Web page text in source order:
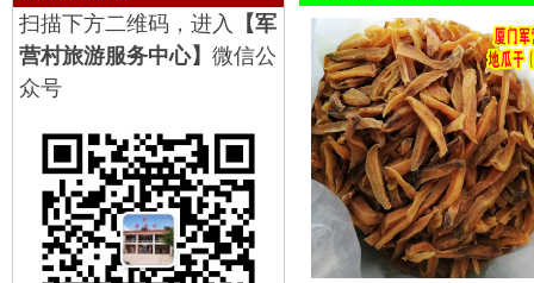
扫描下方二维码，进入
【军
营村旅游服务中心】 微信公
众号